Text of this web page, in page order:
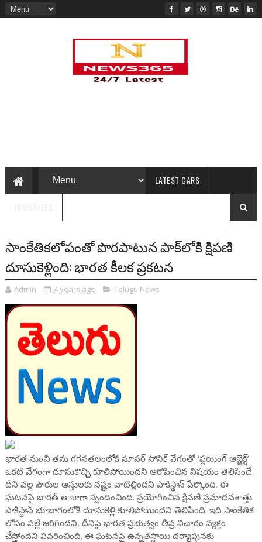
LATEST CARS
సాంకేతికలోపంతో పొరపాటున పాక్‌లోకి క్షిపణి
దూసుకెళ్లింది: భారత కీలక ప్రకటన
Admin 4 years ago Telugu News
భారత నుంచి తమ గగనతలంలోకి సూపర్‌ సోనిక్‌ వేగంతో ‘ఫ్లయింగ్‌ ఆబ్జెక్ట్‌’
ఒకటి వేగంగా దూసుకొచ్చి కూలిపోయిందని ఆరోపించిన విషయం తెలిసిందే.
దీని వల్ల పౌరుల ఆస్తులకు నష్టం వాటిల్లిందని పాకిస్థాన్‌ పేర్కొంది. ఈ
ఘటనపై భారత్ తాజాగా స్పందించింది. ప్రయోగించిన క్షిపణి ప్రమాదవశాత్తు
పాకిస్థాన్‌ భూభాగంలోకి దూసుకెళ్లి కూలిపోయిందని తెలిపింది. ఇది సాంకేతిక
లోపం వల్లే జరిగిందని, దీనిపై భారత ప్రభుత్వం తీవ్ర విచారం వ్యక్తం
చేస్తోందని వివరించింది. ఈ ఘటనపై ఉన్నతస్థాయి దర్యాప్తునకు